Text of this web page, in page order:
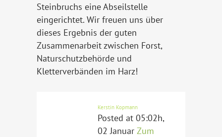
Steinbruchs eine Abseilstelle
eingerichtet. Wir freuen uns über
dieses Ergebnis der guten
Zusammenarbeit zwischen Forst,
Naturschutzbehörde und
Kletterverbänden im Harz!
Kerstin Kopmann
Posted at 05:02h,
02 Januar Zum